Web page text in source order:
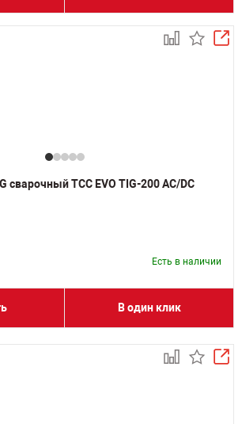
сварочный ТСС EVO TIG-200 AC/DC
Есть в наличии
В один клик